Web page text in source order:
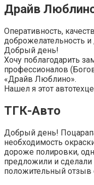
Драйв
Оперативность,
доброжелательность
Добрый день!
Хочу поблагодарить
профессионалов
«Драйв Люблино».
Нашел я этот
ТГК-Авто
Добрый день!
необходимость
дороже полировки,
предложили и сделали
положительный отзыв